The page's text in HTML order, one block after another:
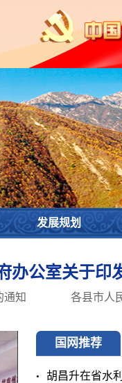
发展规划
办公室关于印
规划的通知 各县
国网推荐
胡昌升在省水